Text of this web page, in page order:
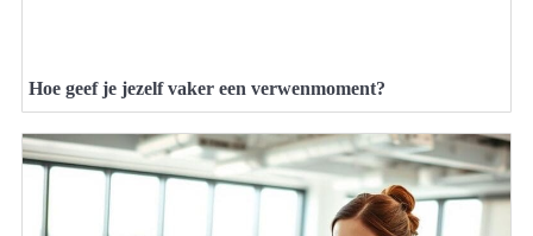
Hoe geef je jezelf vaker een verwenmoment?